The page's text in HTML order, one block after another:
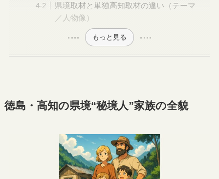
県境取材と単独高知取材の違い（テーマ
／人物像）
もっと見る
徳島・高知の県境“秘境人”家族の全貌